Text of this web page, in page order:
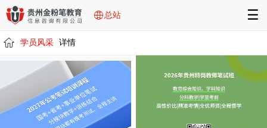
总站 ☰
学员风采 详情